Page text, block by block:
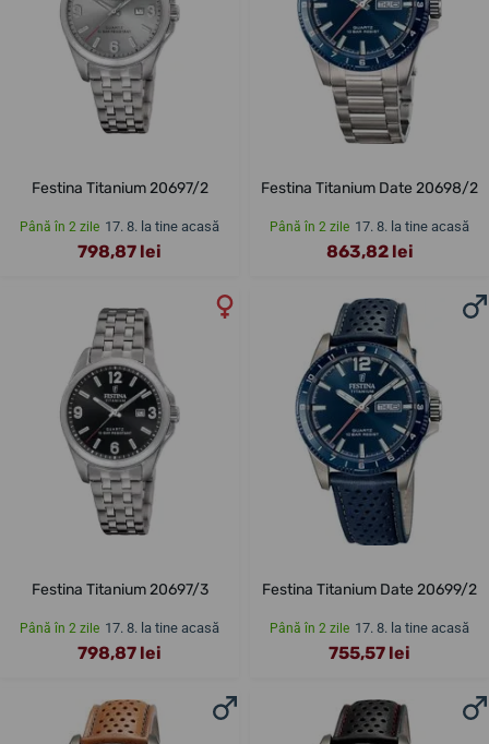
Festina Titanium 20697/2
Până în 2 zile 17. 8. la tine acasă
798,87 lei
Festina Titanium Date 20698/2
Până în 2 zile 17. 8. la tine acasă
863,82 lei
Festina Titanium 20697/3
Până în 2 zile 17. 8. la tine acasă
798,87 lei
Festina Titanium Date 20699/2
Până în 2 zile 17. 8. la tine acasă
755,57 lei